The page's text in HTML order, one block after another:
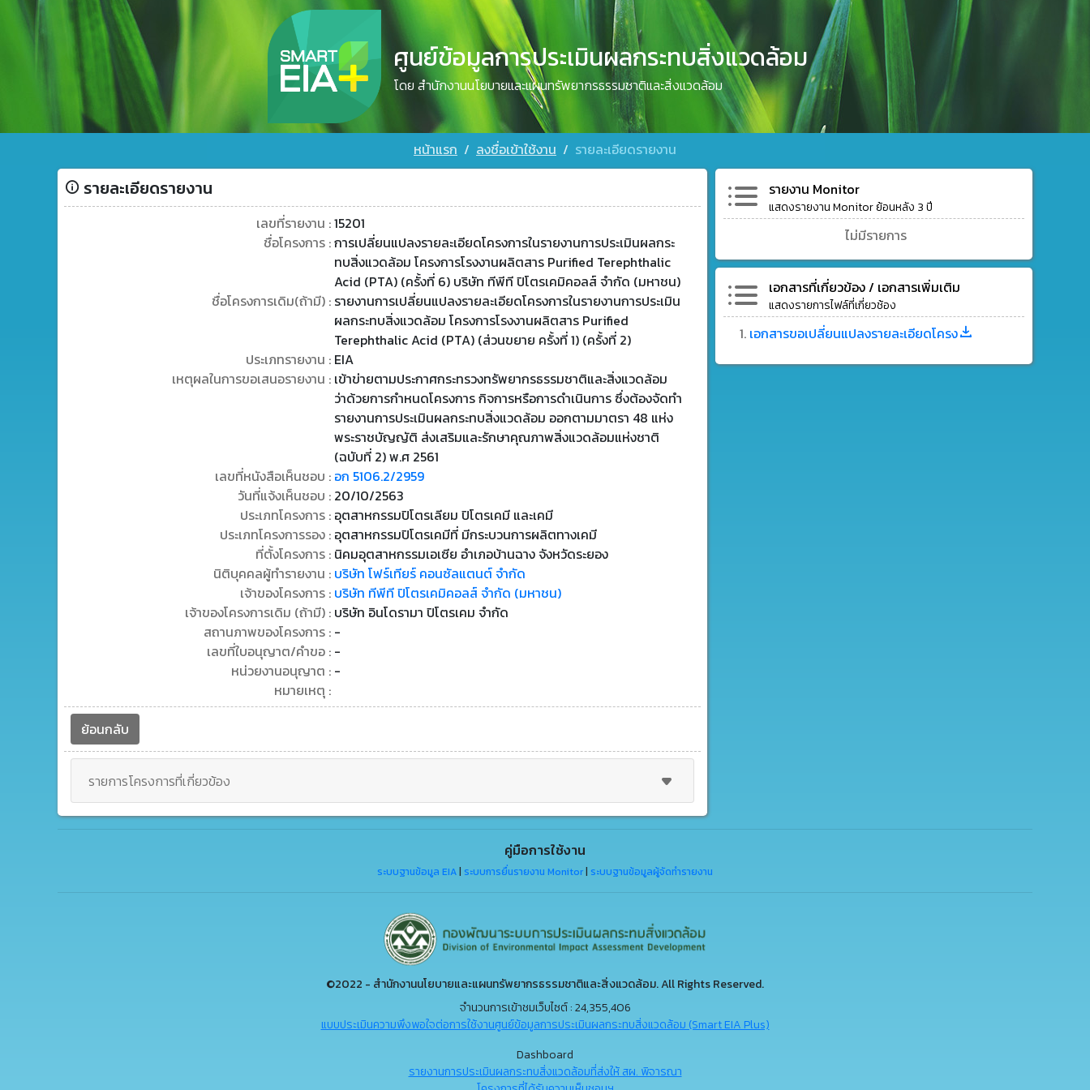
ศูนย์ข้อมูลการประเมินผลกระทบสิ่งแวดล้อม
โดย สำนักงานนโยบายและแผนทรัพยากรธรรมชาติและสิ่งแวดล้อม
หน้าแรก ลงชื่อเข้าใช้งาน รายละเอียดรายงาน
รายละเอียดรายงาน
เลขที่รายงาน :15201
ชื่อโครงการ :การเปลี่ยนแปลงรายละเอียดโครงการในรายงานการประเมินผลกระ
ทบสิ่งแวดล้อม โครงการโรงงานผลิตสาร Purified Terephthalic
Acid (PTA) (ครั้งที่ 6) บริษัท ทีพีที ปิโตรเคมิคอลส์ จำกัด (มหาชน)
ชื่อโครงการเดิม(ถ้ามี) : รายงานการเปลี่ยนแปลงรายละเอียดโครงการในรายงานการประเมิน
ผลกระทบสิ่งแวดล้อม โครงการโรงงานผลิตสาร Purified
Terephthalic Acid (PTA) (ส่วนขยาย ครั้งที่ 1) (ครั้งที่ 2)
ประเภทรายงาน : EIA
เหตุผลในการขอเสนอรายงาน : เข้าข่ายตามประกาศกระทรวงทรัพยากรธรรมชาติและสิ่งแวดล้อม
ว่าด้วยการกำหนดโครงการ กิจการหรือการดำเนินการ ซึ่งต้องจัดทำ
รายงานการประเมินผลกระทบสิ่งแวดล้อม ออกตามมาตรา 48 แห่ง
พระราชบัญญัติ ส่งเสริมและรักษาคุณภาพสิ่งแวดล้อมแห่งชาติ
(ฉบับที่ 2) พ.ศ 2561
เลขที่หนังสือเห็นชอบ : อก 5106.2/2959
วันที่แจ้งเห็นชอบ : 20/10/2563
ประเภทโครงการ : อุตสาหกรรมปิโตรเลียม ปิโตรเคมี และเคมี
ประเภทโครงการรอง : อุตสาหกรรมปิโตรเคมีที่ มีกระบวนการผลิตทางเคมี
ที่ตั้งโครงการ : นิคมอุตสาหกรรมเอเซีย อำเภอบ้านฉาง จังหวัดระยอง
นิติบุคคลผู้ทำรายงาน : บริษัท โฟร์เทียร์ คอนซัลแตนต์ จำกัด
เจ้าของโครงการ : บริษัท ทีพีที ปิโตรเคมิคอลส์ จำกัด (มหาชน)
เจ้าของโครงการเดิม (ถ้ามี) : บริษัท อินโดรามา ปิโตรเคม จำกัด
สถานภาพของโครงการ : -
เลขที่ใบอนุญาต/คำขอ : -
หน่วยงานอนุญาต : -
หมายเหตุ :
ย้อนกลับ
รายการโครงการที่เกี่ยวข้อง
รายงาน Monitor
แสดงรายงาน Monitor ย้อนหลัง 3 ปี
ไม่มีรายการ
เอกสารที่เกี่ยวข้อง / เอกสารเพิ่มเติม
แสดงรายการไฟล์ที่เกี่ยวช้อง
เอกสารขอเปลี่ยนแปลงรายละเอียดโครง
คู่มือการใช้งาน
ระบบฐานข้อมูล EIA ระบบการยื่นรายงาน Monitor ระบบฐานข้อมูลผู้จัดทำรายงาน
©2022 - สำนักงานนโยบายและแผนทรัพยากรธรรมชาติและสิ่งแวดล้อม. All Rights Reserved.
จำนวนการเข้าชมเว็บไซต์ : 24,355,406
แบบประเมินความพึงพอใจต่อการใช้งานศูนย์ข้อมูลการประเมินผลกระทบสิ่งแวดล้อม (Smart EIA Plus)
Dashboard
รายงานการประเมินผลกระทบสิ่งแวดล้อมที่ส่งให้ สผ. พิจารณา